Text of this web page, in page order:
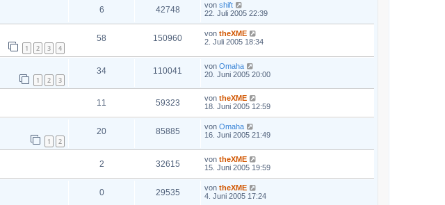
6 42748 von shift
22. Juli 2005 22:39
1 2 3 4
58 150960 von theXME
2. Juli 2005 18:34
1 2 3
34 110041 von Omaha
20. Juni 2005 20:00
11 59323 von theXME
18. Juni 2005 12:59
1 2
20 85885 von Omaha
16. Juni 2005 21:49
2 32615 von theXME
15. Juni 2005 19:59
0 29535 von theXME
4. Juni 2005 17:24